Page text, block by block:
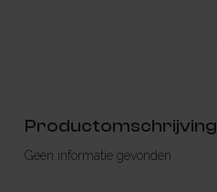
Productomschrijving
Geen informatie gevonden